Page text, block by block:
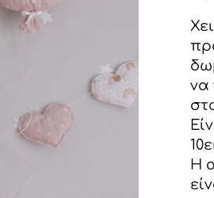
να
Η